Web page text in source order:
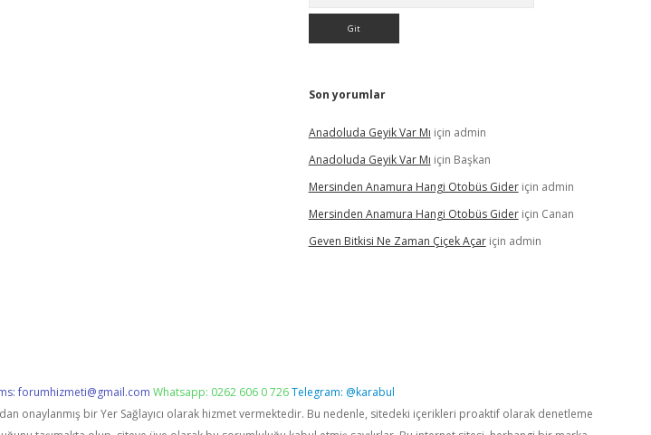
Son yorumlar
Anadoluda Geyik Var Mı için admin
Anadoluda Geyik Var Mı için Başkan
Mersinden Anamura Hangi Otobüs Gideriçin admin
Mersinden Anamura Hangi Otobüs Gideriçin Canan
Geven Bitkisi Ne Zaman Çiçek Açariçin admin
forumhizmeti@gmail.com Whatsapp: 0262 606 0 726Telegram: @karabul
onaylanmış bir Yer Sağlayıcı olarak hizmet vermektedir. Bu nedenle, sitedeki içerikleri proaktif olarak denetleme